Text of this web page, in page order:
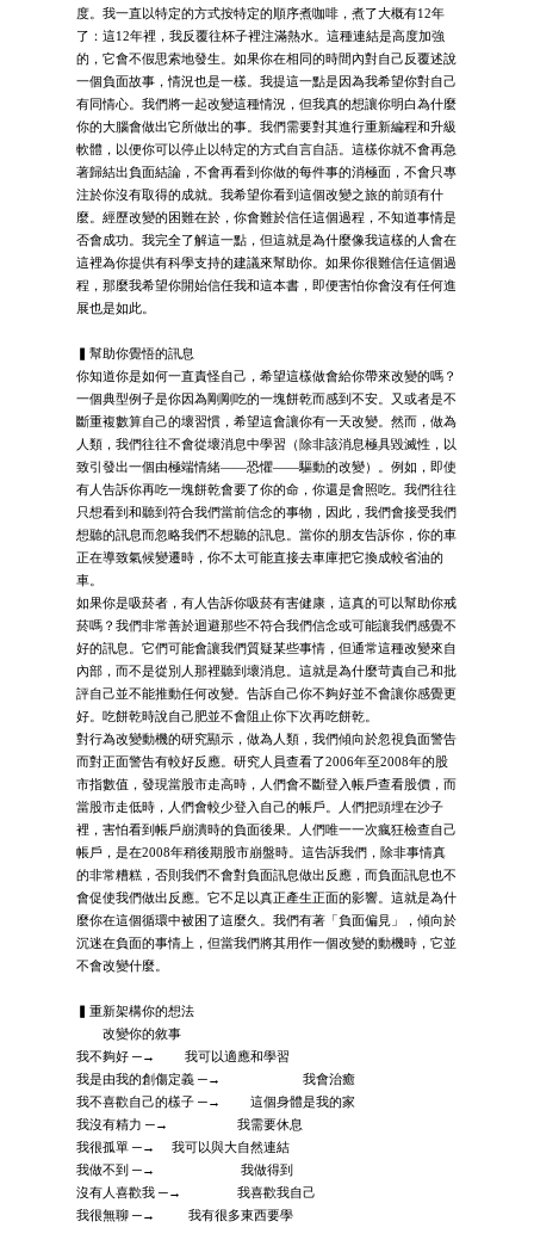
度。我一直以特定的方式按特定的順序煮咖啡，煮了大概有12年
了：這12年裡，我反覆往杯子裡注滿熱水。這種連結是高度加強
的，它會不假思索地發生。如果你在相同的時間內對自己反覆述說
一個負面故事，情況也是一樣。我提這一點是因為我希望你對自己
有同情心。我們將一起改變這種情況，但我真的想讓你明白為什麼
你的大腦會做出它所做出的事。我們需要對其進行重新編程和升級
軟體，以便你可以停止以特定的方式自言自語。這樣你就不會再急
著歸結出負面結論，不會再看到你做的每件事的消極面，不會只專
注於你沒有取得的成就。我希望你看到這個改變之旅的前頭有什
麼。經歷改變的困難在於，你會難於信任這個過程，不知道事情是
否會成功。我完全了解這一點，但這就是為什麼像我這樣的人會在
這裡為你提供有科學支持的建議來幫助你。如果你很難信任這個過
程，那麼我希望你開始信任我和這本書，即便害怕你會沒有任何進
展也是如此。
▍幫助你覺悟的訊息
你知道你是如何一直責怪自己，希望這樣做會給你帶來改變的嗎？
一個典型例子是你因為剛剛吃的一塊餅乾而感到不安。又或者是不
斷重複數算自己的壞習慣，希望這會讓你有一天改變。然而，做為
人類，我們往往不會從壞消息中學習（除非該消息極具毀滅性，以
致引發出一個由極端情緒——恐懼——驅動的改變）。例如，即使
有人告訴你再吃一塊餅乾會要了你的命，你還是會照吃。我們往往
只想看到和聽到符合我們當前信念的事物，因此，我們會接受我們
想聽的訊息而忽略我們不想聽的訊息。當你的朋友告訴你，你的車
正在導致氣候變遷時，你不太可能直接去車庫把它換成較省油的
車。
如果你是吸菸者，有人告訴你吸菸有害健康，這真的可以幫助你戒
菸嗎？我們非常善於迴避那些不符合我們信念或可能讓我們感覺不
好的訊息。它們可能會讓我們質疑某些事情，但通常這種改變來自
內部，而不是從別人那裡聽到壞消息。這就是為什麼苛責自己和批
評自己並不能推動任何改變。告訴自己你不夠好並不會讓你感覺更
好。吃餅乾時說自己肥並不會阻止你下次再吃餅乾。
對行為改變動機的研究顯示，做為人類，我們傾向於忽視負面警告
而對正面警告有較好反應。研究人員查看了2006年至2008年的股
市指數值，發現當股市走高時，人們會不斷登入帳戶查看股價，而
當股市走低時，人們會較少登入自己的帳戶。人們把頭埋在沙子
裡，害怕看到帳戶崩潰時的負面後果。人們唯一一次瘋狂檢查自己
帳戶，是在2008年稍後期股市崩盤時。這告訴我們，除非事情真
的非常糟糕，否則我們不會對負面訊息做出反應，而負面訊息也不
會促使我們做出反應。它不足以真正產生正面的影響。這就是為什
麼你在這個循環中被困了這麼久。我們有著「負面偏見」，傾向於
沉迷在負面的事情上，但當我們將其用作一個改變的動機時，它並
不會改變什麼。
▍重新架構你的想法
改變你的敘事
我不夠好 ─→ 我可以適應和學習
我是由我的創傷定義 ─→ 我會治癒
我不喜歡自己的樣子 ─→ 這個身體是我的家
我沒有精力 ─→ 我需要休息
我很孤單 ─→ 我可以與大自然連結
我做不到 ─→ 我做得到
沒有人喜歡我 ─→ 我喜歡我自己
我很無聊 ─→ 我有很多東西要學